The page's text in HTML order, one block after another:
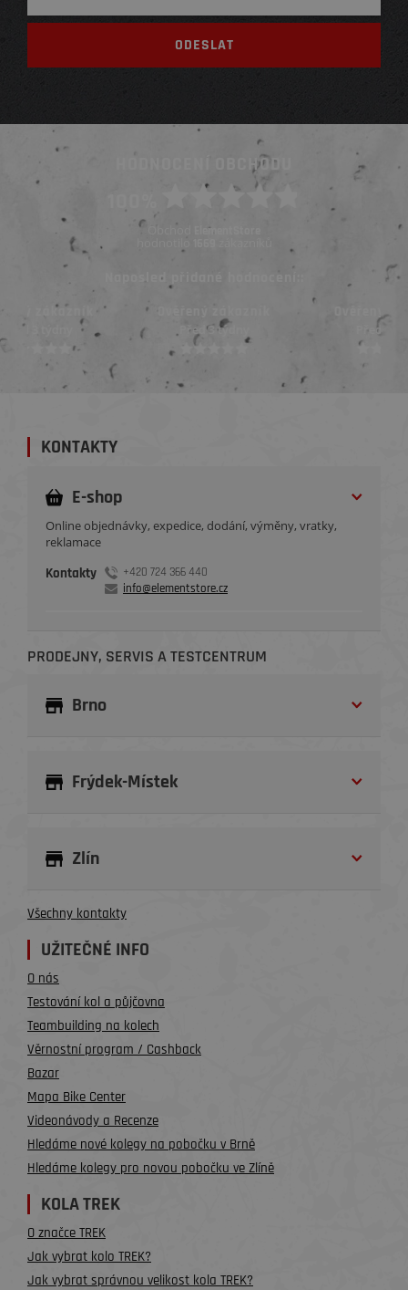
HODNOCENÍ OBCHODU
Obchod ElementStore
hodnotilo
Naposled přidané hodnocení::
Ověřený zákazník
Před 3 týdny
KONTAKTY
E-shop
Online objednávky, expedice, dodání, výměny, vratky,
reklamace
Kontakty
+420 724 366 440
info@elementstore.cz
PRODEJNY, SERVIS A TESTCENTRUM
Brno
Frýdek-Místek
Zlín
Všechny kontakty
UŽITEČNÉ INFO
O nás
Testování kol a půjčovna
Teambuilding na kolech
Věrnostní program / Cashback
Bazar
Mapa Bike Center
Videonávody a Recenze
Hledáme nové kolegy na pobočku v Brně
Hledáme kolegy pro novou pobočku ve Zlíně
KOLA TREK
O značce TREK
Jak vybrat kolo TREK?
Jak vybrat správnou velikost kola TREK?